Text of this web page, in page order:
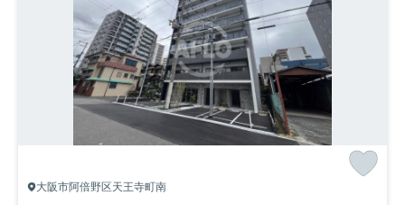
大阪市阿倍野区天王寺町南